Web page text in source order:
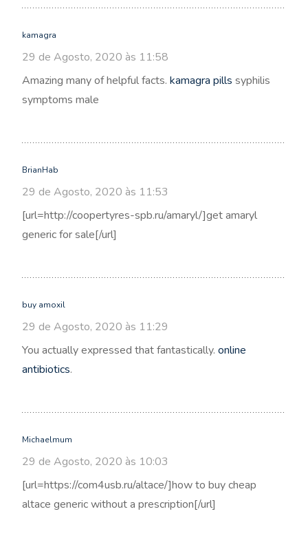
kamagra
29 de Agosto, 2020 às 11:58
Amazing many of helpful facts. kamagra pills syphilis
symptoms male
BrianHab
29 de Agosto, 2020 às 11:53
[url=http://coopertyres-spb.ru/amaryl/]get amaryl
generic for sale[/url]
buy amoxil
29 de Agosto, 2020 às 11:29
You actually expressed that fantastically. online
antibiotics.
Michaelmum
29 de Agosto, 2020 às 10:03
[url=https://com4usb.ru/altace/]how to buy cheap
altace generic without a prescription[/url]